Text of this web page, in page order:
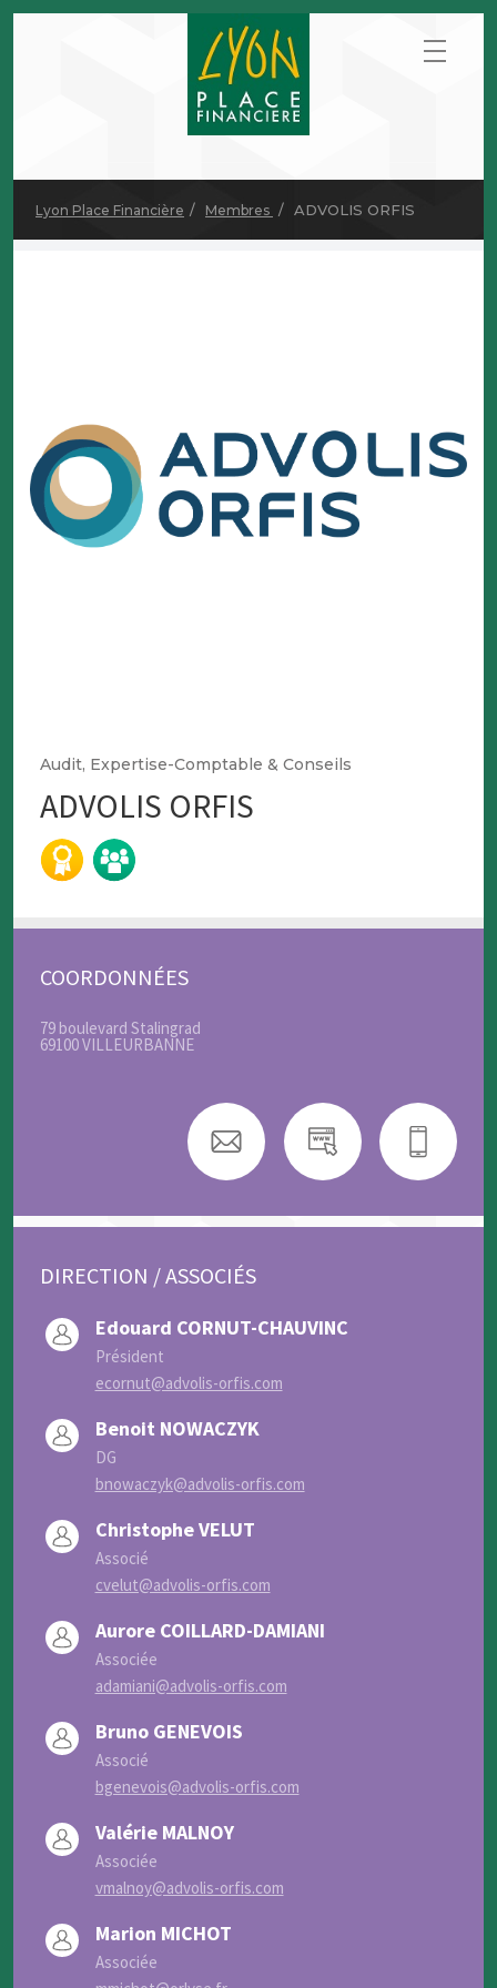
Lyon Place Financière Membres ADVOLIS ORFIS
Audit, Expertise-Comptable & Conseils
ADVOLIS ORFIS
COORDONNÉES
79 boulevard Stalingrad
69100 VILLEURBANNE
DIRECTION / ASSOCIÉS
Edouard CORNUT-CHAUVINC
Président
ecornut@advolis-orfis.com
Benoit NOWACZYK
DG
bnowaczyk@advolis-orfis.com
Christophe VELUT
Associé
cvelut@advolis-orfis.com
Aurore COILLARD-DAMIANI
Associée
adamiani@advolis-orfis.com
Bruno GENEVOIS
Associé
bgenevois@advolis-orfis.com
Valérie MALNOY
Associée
vmalnoy@advolis-orfis.com
Marion MICHOT
Associée